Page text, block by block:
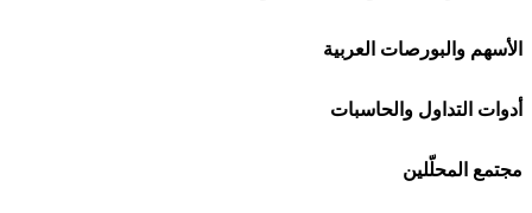
افاتريد AvaTrade
اكسنس Exness
منصة بينانس
شركات تداول في السعودية
شركات تداول في الإمارات
شركات تداول في الكويت
الأسهم والبورصات العربية
🌍 كل البورصات العربية
🇸🇦 السوق السعودية
أدوات التداول والحاسبات
🕌 حاسبة الزكاة
مجتمع المحلّلين